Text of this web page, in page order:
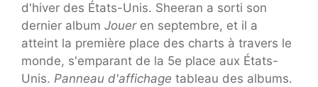
d'hiver des États-Unis. Sheeran a sorti son
dernier album Joueren septembre, et il a
atteint la première place des charts à travers le
monde, s'emparant de la 5e place aux États-
Unis. Panneau d'affichage tableau des albums.